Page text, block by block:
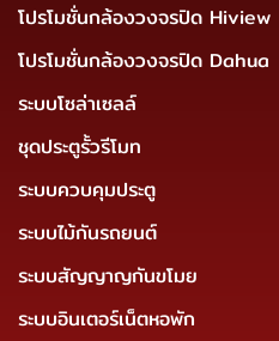
โปรโมชั่นกล้องวงจรปิด Hiview
โปรโมชั่นกล้องวงจรปิด Dahua
ระบบโซล่าเซลล์
ชุดประตูรั้วรีโมท
ระบบควบคุมประตู
ระบบไม้กันรถยนต์
ระบบสัญญาญกันขโมย
ระบบอินเตอร์เน็ตหอพัก